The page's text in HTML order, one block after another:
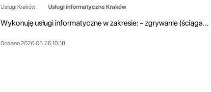
Usługi Kraków Usługi informatyczne Kraków
Wykonuję usługi informatyczne w zakresie: - zgrywanie (ściąganie) fil...
Dodano 2026.05.26 10:18